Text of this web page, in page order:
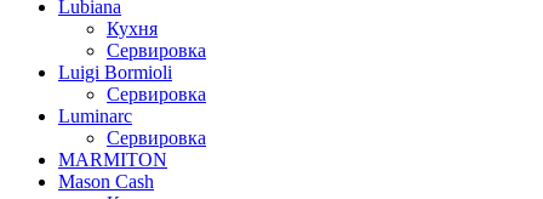
Lubiana
Кухня
Сервировка
Luigi Bormioli
Сервировка
Luminarc
Сервировка
MARMITON
Mason Cash